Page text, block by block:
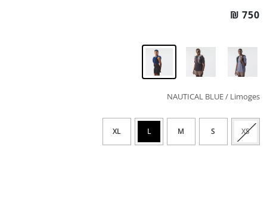
₪ 750
NAUTICAL BLUE / Limoges
XS
S
M
L
XL